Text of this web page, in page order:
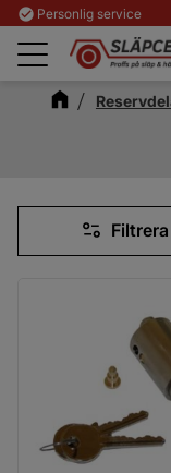
Meny
check_circle Personlig service
Filtrera